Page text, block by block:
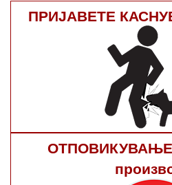
ПРИЈАВЕТЕ
ОТПОВИКУВАЊЕ